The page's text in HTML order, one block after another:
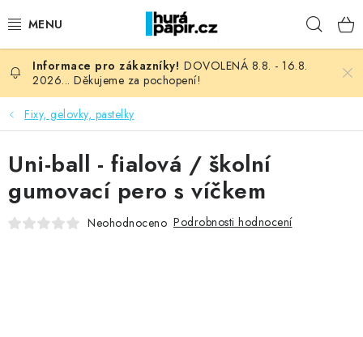
na
NOVINKY
HURÁ DÍLNA
VŠECHNO ZBOŽÍ
KNIHAŘSKÝ MATERIÁL
DOVOLENÁ 8.8. - 16.8.
2026... Děkujeme za pochopení!
Fixy, gelovky, pastelky
Uni-ball - fialová / školní
gumovací pero s víčkem
Neohodnoceno Podrobnosti hodnocení